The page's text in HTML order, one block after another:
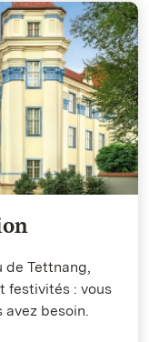
de Tettnang,
festivités : vous
besoin.